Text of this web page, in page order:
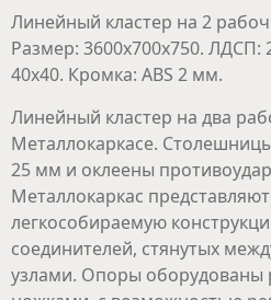
Линейный кластер на 2
Размер: 3600x700x750. ЛДСП:
40х40. Кромка: ABS 2 мм.
Линейный кластер на два
Металлокаркасе.
25 мм и оклеены
Металлокаркас
легкособираемую
соединителей, стянутых
узлами. Опоры оборудованы